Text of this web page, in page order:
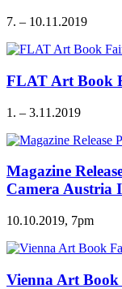
7. – 10.11.2019
FLAT Art Book
1. – 3.11.2019
Magazine
Camera Austria
10.10.2019, 7pm
Vienna Art Book